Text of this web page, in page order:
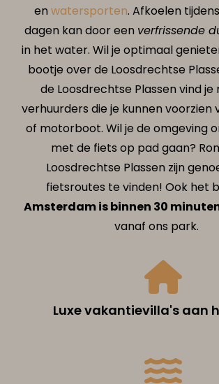
enwatersporten. Afkoelen
dagen kan door een verfrissende
in het water. Wil je optimaal
bootje over de Loosdrechtse
de Loosdrechtse Plassen vind
verhuurders die je kunnen voorzien
of motorboot. Wil je de omgeving
met de fiets op pad gaan?
Loosdrechtse Plassen zijn
fietsroutes te vinden! Ook het
Amsterdam is binnen 30
vanaf ons park.
Luxe vakantievilla's aan